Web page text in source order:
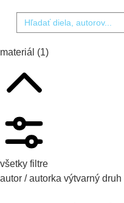
materiál (1)
všetky filtre
autor / autorka výtvarný druh